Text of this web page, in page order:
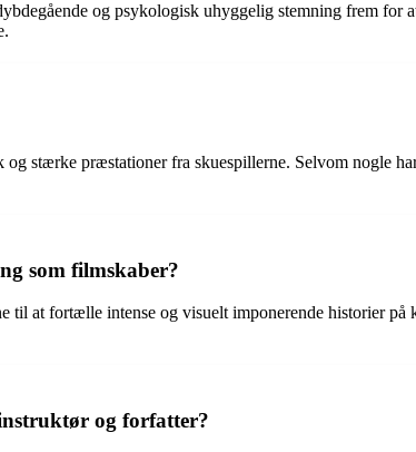
og psykologisk uhyggelig stemning frem
stærke præstationer fra skuespillerne. Selvom nogle
som filmskaber?
til at fortælle intense og visuelt imponerende historier
og forfatter?